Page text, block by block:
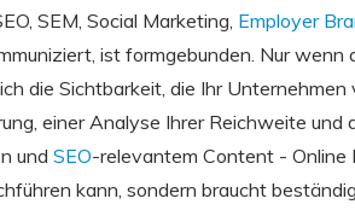
SEM, Social Marketing, Employer
ist formgebunden. Nur
die Sichtbarkeit, die Ihr
einer Analyse Ihrer Reichweite und
und SEO-relevantem Content - Online
kann, sondern braucht